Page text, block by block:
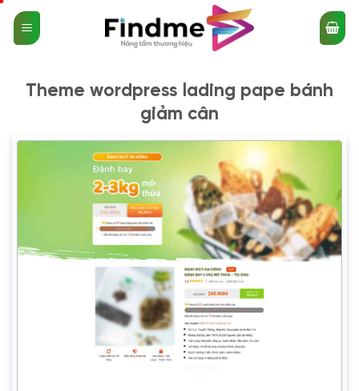
qua
nội
Theme wordpress lading pape bánh
giảm cân